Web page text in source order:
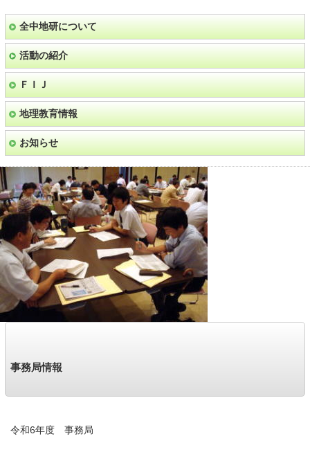
全中地研について
活動の紹介
ＦＩＪ
地理教育情報
お知らせ
事務局情報
令和6年度 事務局